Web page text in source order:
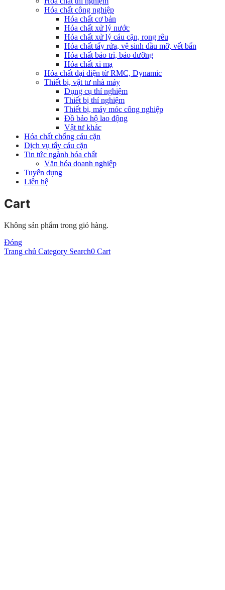
Hóa chất công nghiệp
Hóa chất cơ bản
Hóa chất xử lý nước
Hóa chất xử lý cáu cặn, rong rêu
Hóa chất tẩy rửa, vệ sinh dầu mỡ, vết bẩn
Hóa chất bảo trì, bảo dưỡng
Hóa chất xi mạ
Hóa chất đại diện từ RMC, Dynamic
Thiết bị, vật tư nhà máy
Dụng cụ thí nghiệm
Thiết bị thí nghiệm
Thiết bị, máy móc công nghiệp
Đồ bảo hộ lao động
Vật tư khác
Hóa chất chống cáu cặn
Dịch vụ tẩy cáu cặn
Tin tức ngành hóa chất
Văn hóa doanh nghiệp
Tuyển dụng
Liên hệ
Cart
Không sản phẩm trong giỏ hàng.
Đóng
Trang chủ Category Search0 Cart